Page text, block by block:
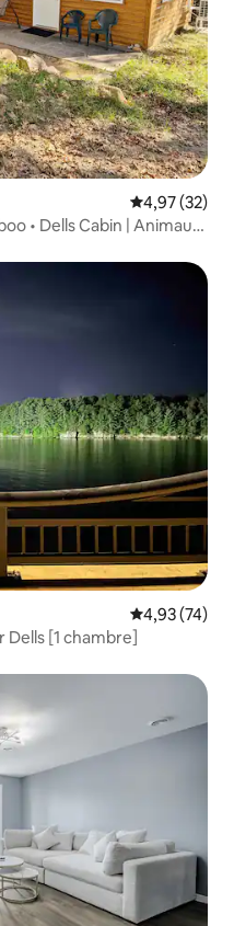
Note
4,97 (32)
• Dells Cabin | Animaux
Note
4,93 (74)
Dells [1 chambre]
plus aimés